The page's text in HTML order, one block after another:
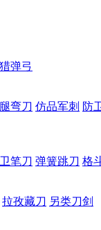
弹弓
弯刀 仿品军刺 防
笔刀 弹簧跳刀 格
拉孜藏刀 另类刀剑